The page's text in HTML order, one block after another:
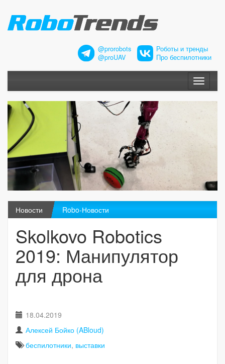
@prorobots
@proUAV
Роботы и тренды
Про беспилотники
Меню
Новости Robo-Новости
Skolkovo Robotics
2019: Манипулятор
для дрона
18.04.2019
Алексей Бойко (ABloud)
беспилотники, выставки